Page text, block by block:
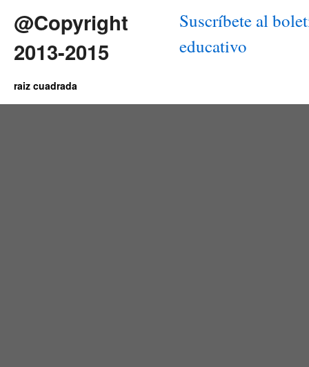
@Copyright
2013-2015
Suscríbete al
educativo
raiz cuadrada